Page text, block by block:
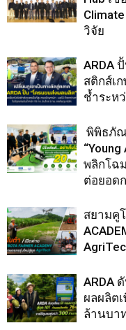
วิจัย
ARDA
สติกส์เ
ช้ำระห
พิพิธภัณ
พลิกโฉ
ต่อยอด
สยามคู
ARDA
ผลผลิต
ล้านบา